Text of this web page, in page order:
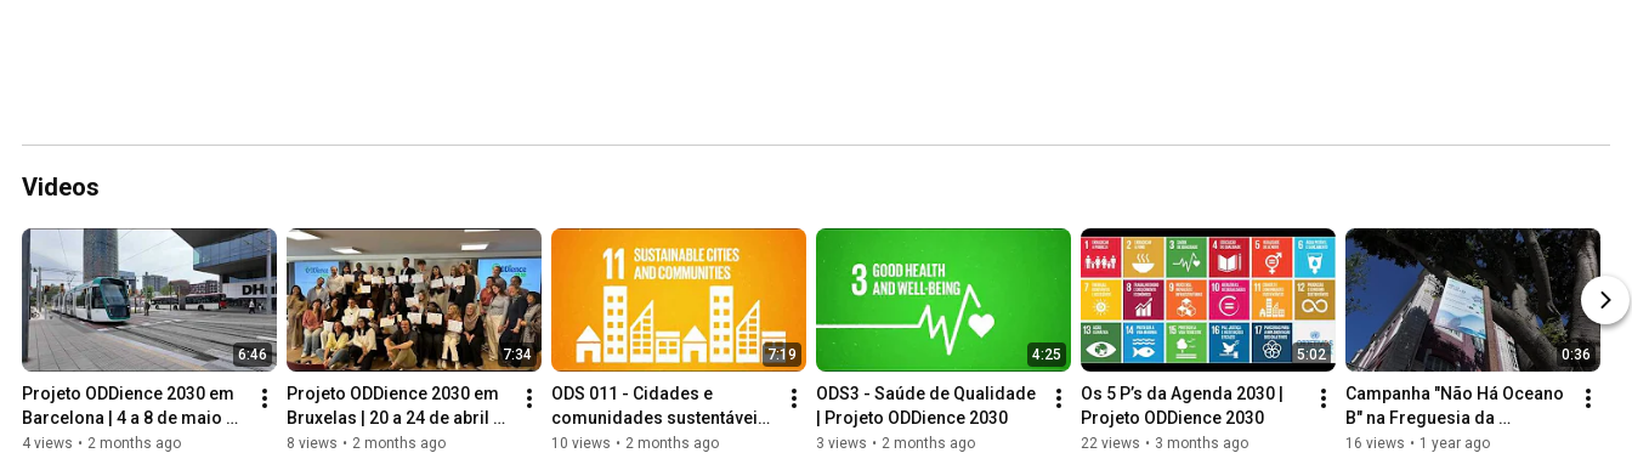
Videos
6:46
Projeto ODDience 2030 em
Barcelona | 4 a 8 de maio de
2026
4 views • 2 months ago
7:34
Projeto ODDience 2030 em
Bruxelas | 20 a 24 de abril
de 2026
8 views • 2 months ago
7:19
ODS 011 - Cidades e
comunidades sustentáveis |
Projeto ODDience 2030
10 views • 2 months ago
4:25
ODS3 - Saúde de Qualidade
| Projeto ODDience 2030
3 views • 2 months ago
5:02
Os 5 P’s da Agenda 2030 |
Projeto ODDience 2030
22 views • 3 months ago
0:36
Campanha "Não Há Oceano
B" na Freguesia da
Misericórdia, Lisboa
16 views • 1 year ago